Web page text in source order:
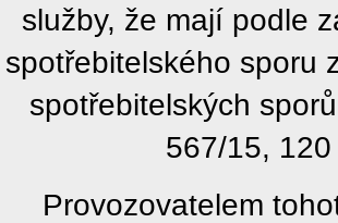
služby, že mají podle
spotřebitelského sporu
spotřebitelských
567/15,
Provozovatelem